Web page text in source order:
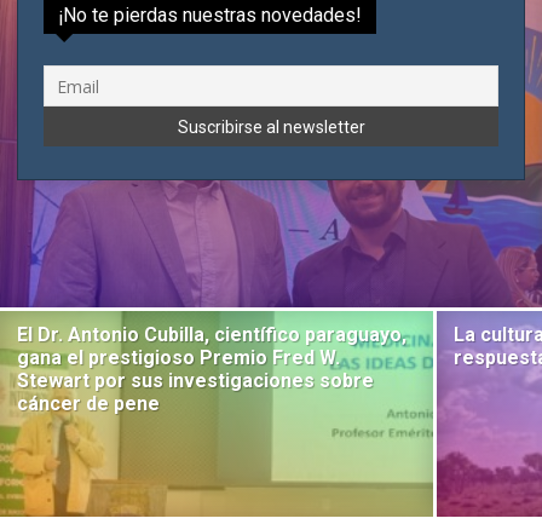
El Dr. Antonio Cubilla, científico paraguayo,
gana el prestigioso Premio Fred W.
Stewart por sus investigaciones sobre
cáncer de pene
La
¡No te pierdas nuestras novedades!